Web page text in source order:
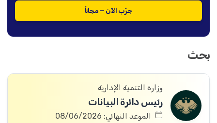
جرّب الآن — مجاناً
بحث
وزارة التنمية الإدارية
رئيس دائرة البيانات
الموعد النهائي: 08/06/2026